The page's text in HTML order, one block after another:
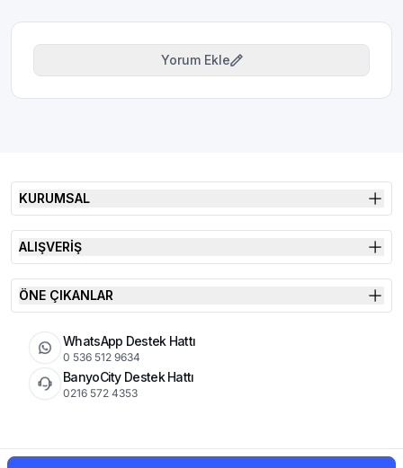
Yorum Ekle
KURUMSAL
ALIŞVERİŞ
ÖNE ÇIKANLAR
WhatsApp Destek Hattı
0 536 512 9634
BanyoCity Destek Hattı
0216 572 4353